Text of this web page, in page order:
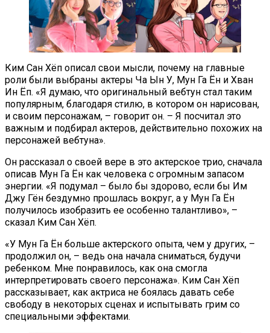
Ким Сан Хёп описал свои мысли, почему на главные
роли были выбраны актеры Ча Ын У, Мун Га Ён и Хван
Ин Ёп. «Я думаю, что оригинальный вебтун стал таким
популярным, благодаря стилю, в котором он нарисован,
и своим персонажам, – говорит он. – Я посчитал это
важным и подбирал актеров, действительно похожих на
персонажей вебтуна».
Он рассказал о своей вере в это актерское трио, сначала
описав Мун Га Ён как человека с огромным запасом
энергии. «Я подумал – было бы здорово, если бы Им
Джу Гён бездумно прошлась вокруг, а у Мун Га Ён
получилось изобразить ее особенно талантливо», –
сказал Ким Сан Хёп.
«У Мун Га Ён больше актерского опыта, чем у других, –
продолжил он, – ведь она начала сниматься, будучи
ребенком. Мне понравилось, как она смогла
интерпретировать своего персонажа». Ким Сан Хёп
рассказывает, как актриса не боялась давать себе
свободу в некоторых сценах и испытывать грим со
специальными эффектами.